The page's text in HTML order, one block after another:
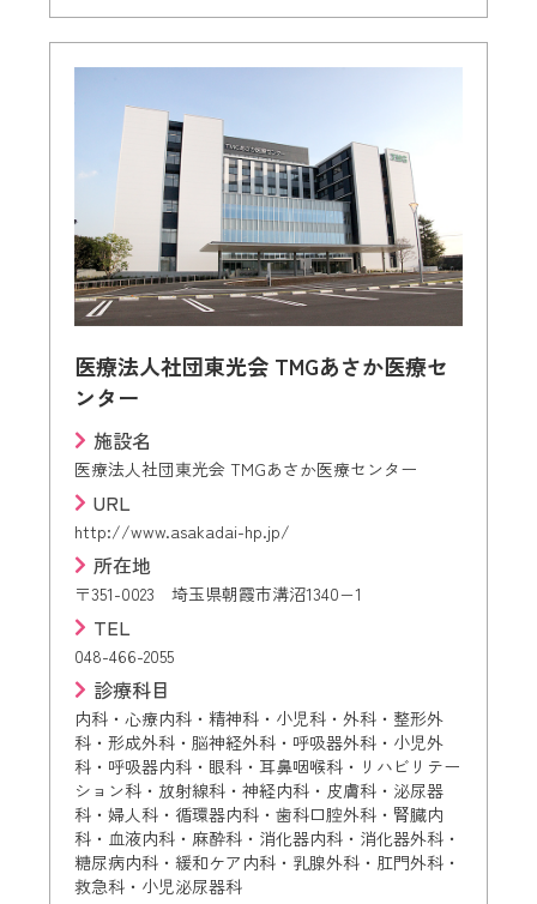
医療法人社団東光会 TMGあさか医療セ
ンター
施設名
医療法人社団東光会 TMGあさか医療センター
URL
http://www.asakadai-hp.jp/
所在地
〒351-0023 埼玉県朝霞市溝沼1340−1
TEL
048-466-2055
診療科目
内科・心療内科・精神科・小児科・外科・整形外
科・形成外科・脳神経外科・呼吸器外科・小児外
科・呼吸器内科・眼科・耳鼻咽喉科・リハビリテー
ション科・放射線科・神経内科・皮膚科・泌尿器
科・婦人科・循環器内科・歯科口腔外科・腎臓内
科・血液内科・麻酔科・消化器内科・消化器外科・
糖尿病内科・緩和ケア内科・乳腺外科・肛門外科・
救急科・小児泌尿器科